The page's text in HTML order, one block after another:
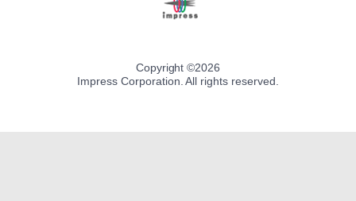
Copyright ©2026
Impress Corporation. All rights reserved.